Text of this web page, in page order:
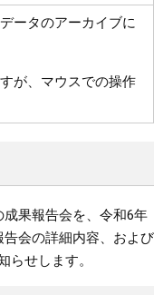
ータのアーカイブに
が、マウスでの操作
果報告会を、令和6年
会の詳細内容、および
らせします。